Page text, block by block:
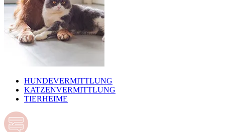
HUNDEVERMITTLUNG
KATZENVERMITTLUNG
TIERHEIME